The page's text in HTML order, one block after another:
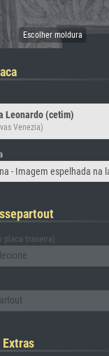
Leonardo (cetim)
Venezia)
- Imagem espelhada na
placa traseira)
Extras